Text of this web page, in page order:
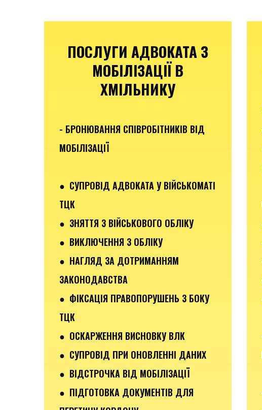
ПОСЛУГИ АДВОКАТА З
МОБІЛІЗАЦІЇ В
ХМІЛЬНИКУ
- БРОНЮВАННЯ СПІВРОБІТНИКІВ ВІД
МОБІЛІЗАЦІЇ
● СУПРОВІД АДВОКАТА У ВІЙСЬКОМАТІ
ТЦК
● ЗНЯТТЯ З ВІЙСЬКОВОГО ОБЛІКУ
● ВИКЛЮЧЕННЯ З ОБЛІКУ
● НАГЛЯД ЗА ДОТРИМАННЯМ
ЗАКОНОДАВСТВА
● ФІКСАЦІЯ ПРАВОПОРУШЕНЬ З БОКУ
ТЦК
● ОСКАРЖЕННЯ ВИСНОВКУ ВЛК
● СУПРОВІД ПРИ ОНОВЛЕННІ ДАНИХ
● ВІДСТРОЧКА ВІД МОБІЛІЗАЦІЇ
● ПІДГОТОВКА ДОКУМЕНТІВ ДЛЯ